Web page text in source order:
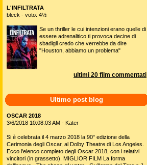
L'INFILTRATA
bleck - voto: 4½
Se un thriller le cui intenzioni erano quelle di
essere adrenalitico ti provoca decine di
sbadigli credo che verrebbe da dire
"Houston, abbiamo un problema"
ultimi 20 film commentati
Ultimo post blog
OSCAR 2018
3/6/2018 10:08:03 AM - Kater
Si è celebrata il 4 marzo 2018 la 90° edizione della
Cerimonia degli Oscar, al Dolby Theatre di Los Angeles.
Ecco l'elenco completo degli Oscar 2018, con i relativi
vincitori (in grassetto). MIGLIOR FILM La forma